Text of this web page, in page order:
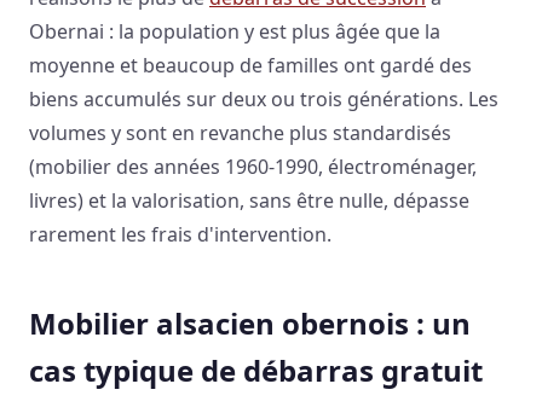
Obernai : la population y est plus âgée que la
moyenne et beaucoup de familles ont gardé des
biens accumulés sur deux ou trois générations. Les
volumes y sont en revanche plus standardisés
(mobilier des années 1960-1990, électroménager,
livres) et la valorisation, sans être nulle, dépasse
rarement les frais d'intervention.
Mobilier alsacien obernois : un
cas typique de débarras gratuit